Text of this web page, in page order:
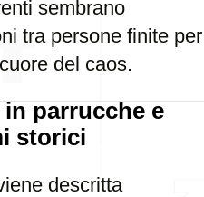
sembrano
tra persone finite per
del caos.
in parrucche e
storici
descritta